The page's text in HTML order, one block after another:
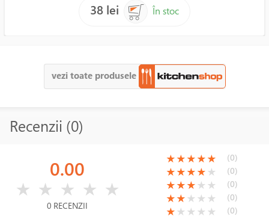
38 lei
În stoc
vezi toate produsele
Recenzii (0)
0.00
★ ★ ★ ★ ★
0 RECENZII
(*)
★(*)
★(*)
★(*)
★(*)
★ (0)
(*)
★(*)
★(*)
★(*)
★( )
★ (0)
(*)
★(*)
★(*)
★( )
★ ( )
★ (0)
(*)
★(*)
★( )
★ ( )
★ ( )
★ (0)
(*)
★( )
★ ( )
★ ( )
★ ( )
★ (0)